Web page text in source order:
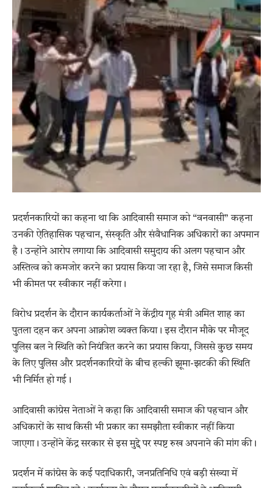
प्रदर्शनकारियों का कहना था कि आदिवासी समाज को “वनवासी” कहना
उनकी ऐतिहासिक पहचान, संस्कृति और संवैधानिक अधिकारों का अपमान
है। उन्होंने आरोप लगाया कि आदिवासी समुदाय की अलग पहचान और
अस्तित्व को कमजोर करने का प्रयास किया जा रहा है, जिसे समाज किसी
भी कीमत पर स्वीकार नहीं करेगा।
विरोध प्रदर्शन के दौरान कार्यकर्ताओं ने केंद्रीय गृह मंत्री अमित शाह का
पुतला दहन कर अपना आक्रोश व्यक्त किया। इस दौरान मौके पर मौजूद
पुलिस बल ने स्थिति को नियंत्रित करने का प्रयास किया, जिससे कुछ समय
के लिए पुलिस और प्रदर्शनकारियों के बीच हल्की झूमा-झटकी की स्थिति
भी निर्मित हो गई।
आदिवासी कांग्रेस नेताओं ने कहा कि आदिवासी समाज की पहचान और
अधिकारों के साथ किसी भी प्रकार का समझौता स्वीकार नहीं किया
जाएगा। उन्होंने केंद्र सरकार से इस मुद्दे पर स्पष्ट रुख अपनाने की मांग की।
प्रदर्शन में कांग्रेस के कई पदाधिकारी, जनप्रतिनिधि एवं बड़ी संख्या में